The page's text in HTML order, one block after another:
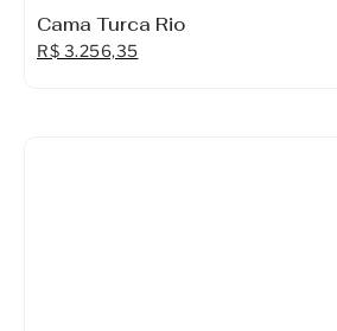
Cama Turca Rio
R$ 3.256,35